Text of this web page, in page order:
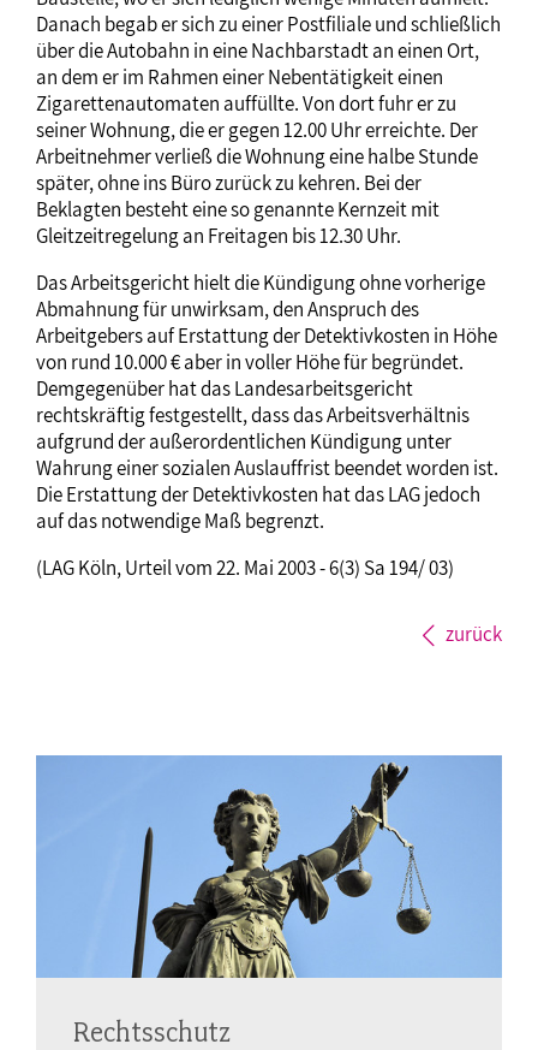
Danach begab er sich zu einer Postfiliale und schließlich
über die Autobahn in eine Nachbarstadt an einen Ort,
an dem er im Rahmen einer Nebentätigkeit einen
Zigarettenautomaten auffüllte. Von dort fuhr er zu
seiner Wohnung, die er gegen 12.00 Uhr erreichte. Der
Arbeitnehmer verließ die Wohnung eine halbe Stunde
später, ohne ins Büro zurück zu kehren. Bei der
Beklagten besteht eine so genannte Kernzeit mit
Gleitzeitregelung an Freitagen bis 12.30 Uhr.
Das Arbeitsgericht hielt die Kündigung ohne vorherige
Abmahnung für unwirksam, den Anspruch des
Arbeitgebers auf Erstattung der Detektivkosten in Höhe
von rund 10.000 € aber in voller Höhe für begründet.
Demgegenüber hat das Landesarbeitsgericht
rechtskräftig festgestellt, dass das Arbeitsverhältnis
aufgrund der außerordentlichen Kündigung unter
Wahrung einer sozialen Auslauffrist beendet worden ist.
Die Erstattung der Detektivkosten hat das LAG jedoch
auf das notwendige Maß begrenzt.
(LAG Köln, Urteil vom 22. Mai 2003 - 6(3) Sa 194/ 03)
zurück
Rechtsschutz